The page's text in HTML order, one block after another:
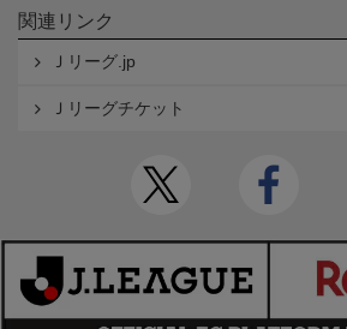
関連リンク
Ｊリーグ.jp
Ｊリーグチケット